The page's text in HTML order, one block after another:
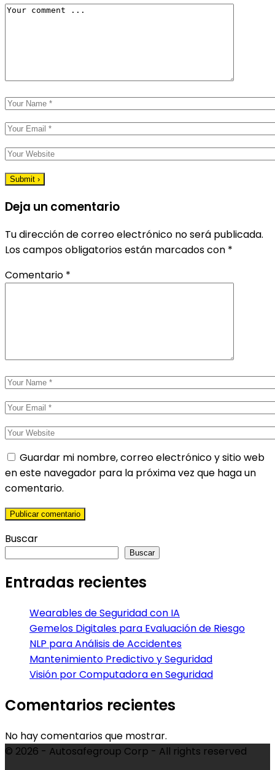
Deja un comentario
Tu dirección de correo electrónico no será publicada.
Los campos obligatorios están marcados con *
Comentario *
Guardar mi nombre, correo electrónico y sitio web
en este navegador para la próxima vez que haga un
comentario.
Buscar
Buscar
Entradas recientes
Wearables de Seguridad con IA
Gemelos Digitales para Evaluación de Riesgo
NLP para Análisis de Accidentes
Mantenimiento Predictivo y Seguridad
Visión por Computadora en Seguridad
Comentarios recientes
No hay comentarios que mostrar.
© 2026 - Autosafegroup Corp - All rights reserved